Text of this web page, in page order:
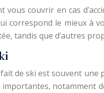
vous couvrir en cas
correspond le mieux à
tandis que d’autres
de ski est souvent
notamment